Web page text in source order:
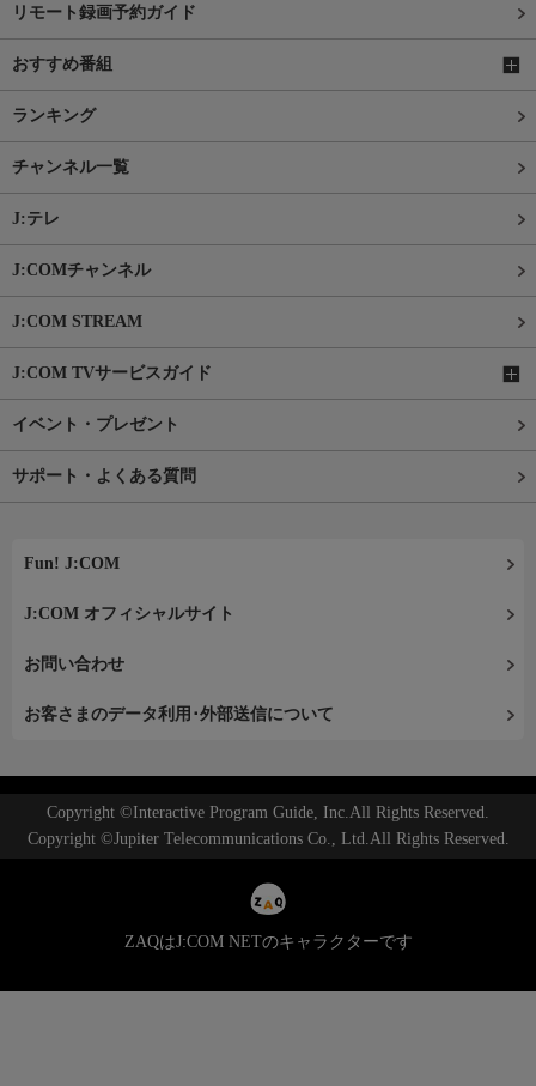
リモート録画予約ガイド
おすすめ番組
ランキング
チャンネル一覧
J:テレ
J:COMチャンネル
J:COM STREAM
J:COM TVサービスガイド
イベント・プレゼント
サポート・よくある質問
Fun! J:COM
J:COM オフィシャルサイト
お問い合わせ
お客さまのデータ利用･外部送信について
Copyright ©Interactive Program Guide, Inc.All Rights Reserved.
Copyright ©Jupiter Telecommunications Co., Ltd.All Rights Reserved.
ZAQはJ:COM NETのキャラクターです